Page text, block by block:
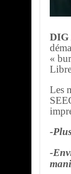
DIG
«
Les
-
-